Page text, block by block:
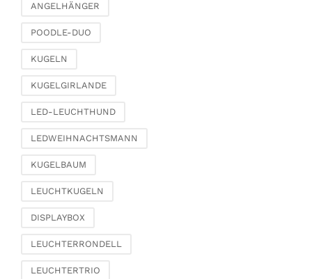
Glasschmuck
Traumfänger
Diverses
Windlichter & Laternen
Vasen & Übertöpfe
Pokalschalen
Bilderrahmen
ANGELHÄNGER
POODLE-DUO
KUGELN
KUGELGIRLANDE
LED-LEUCHTHUND
LEDWEIHNACHTSMANN
KUGELBAUM
LEUCHTKUGELN
DISPLAYBOX
LEUCHTERRONDELL
LEUCHTERTRIO